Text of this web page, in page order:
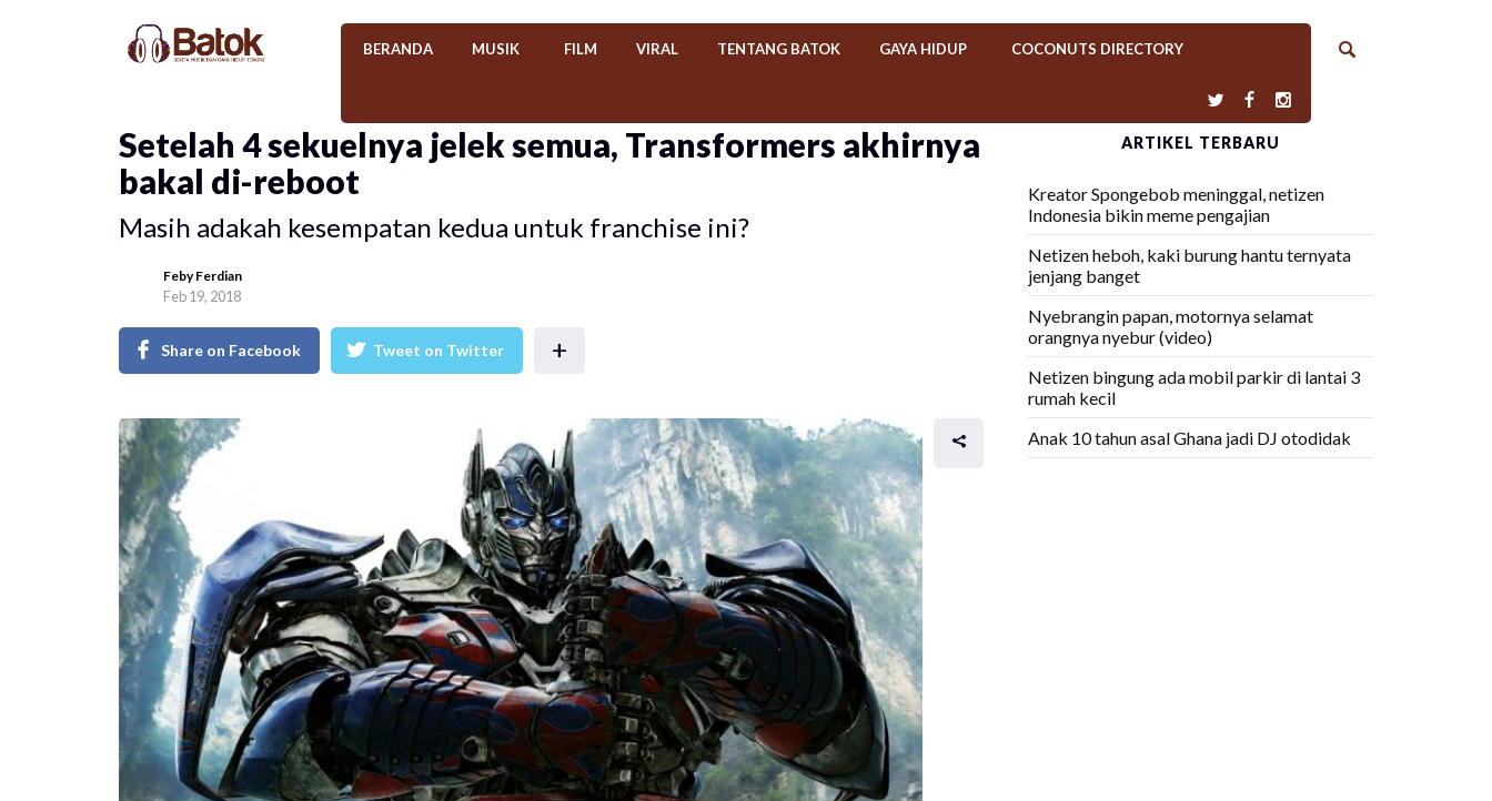
BERANDA MUSIK FILM VIRAL TENTANG BATOK GAYA HIDUP COCONUTS DIRECTORY
Setelah 4 sekuelnya jelek semua, Transformers akhirnya
bakal di-reboot
Masih adakah kesempatan kedua untuk franchise ini?
Feby Ferdian
Feb 19, 2018
Share on Facebook Tweet on Twitter +
ARTIKEL TERBARU
Kreator Spongebob meninggal, netizen
Indonesia bikin meme pengajian
Netizen heboh, kaki burung hantu ternyata
jenjang banget
Nyebrangin papan, motornya selamat
orangnya nyebur (video)
Netizen bingung ada mobil parkir di lantai 3
rumah kecil
Anak 10 tahun asal Ghana jadi DJ otodidak